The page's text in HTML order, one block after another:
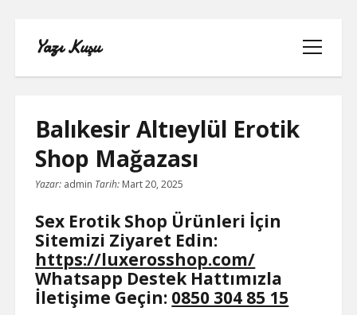
Yazı Kuşu
menüyü
aç
IGTV IZLENME YÜKSELTME PARASIZ
INSTAGRAM BEĞENI KASMA
INSTAGRAM BOT TAKIPÇI BASMA
ÜCRETSIZ
LISTE
Balıkesir Altıeylül Erotik
Shop Mağazası
Yazar: admin Tarih: Mart 20, 2025
Sex Erotik Shop Ürünleri İçin
Sitemizi Ziyaret Edin:
https://luxerosshop.com/
Whatsapp Destek Hattımızla
İletişime Geçin: 0850 304 85 15